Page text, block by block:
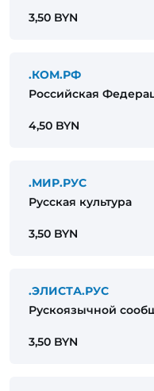
3,50 BYN
.КОМ.РФ
Российская
4,50 BYN
.МИР.РУС
Русская культура
3,50 BYN
.ЭЛИСТА.РУС
Рускоязычной
3,50 BYN